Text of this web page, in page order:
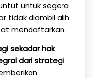
untuk segera
tidak diambil alih
mendaftarkan.
sekadar hak
dari strategi